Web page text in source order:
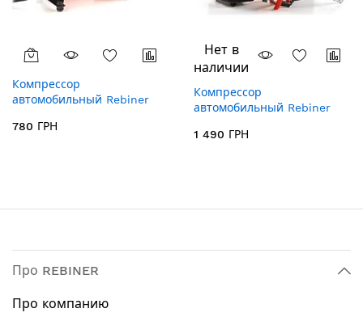
Компрессор
автомобильный Rebiner
780 ГРН
Нет в
наличии
Компрессор
автомобильный Rebiner
1 490 ГРН
Про REBINER
Про компанию